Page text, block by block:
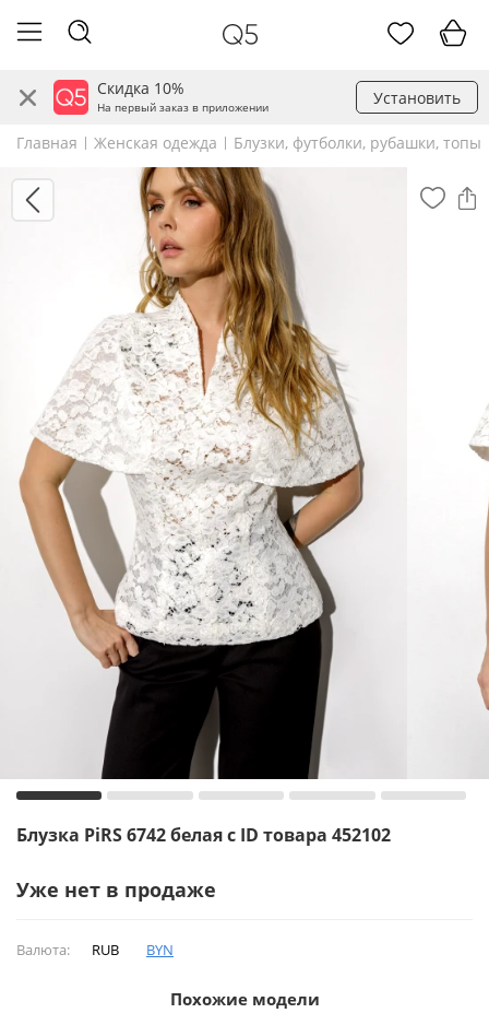
Скидка 10%
На первый заказ в приложении Установить
Главная Женская одежда Блузки, футболки, рубашки, топы
Блузка PiRS 6742 белая с ID товара 452102
Уже нет в продаже
Валюта: RUB BYN
Похожие модели